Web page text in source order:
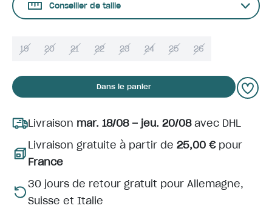
Conseiller de taille
19 20 21 22 23 24 25 26
Dans le panier
Livraison mar. 18/08 – jeu. 20/08avec DHL
Livraison gratuite à partir de 25,00 €pour
France
30 jours de retour gratuit pour Allemagne,
Suisse et Italie